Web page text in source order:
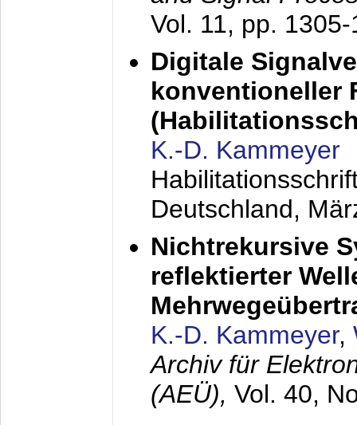
Vol. 11, pp.
Digitale
konventioneller
K.-D. Kammeyer
Deutschland,
Nichtrekursive
reflektierter
K.-D. Kammeyer,
Archiv für
(AEÜ), Vol. 40,